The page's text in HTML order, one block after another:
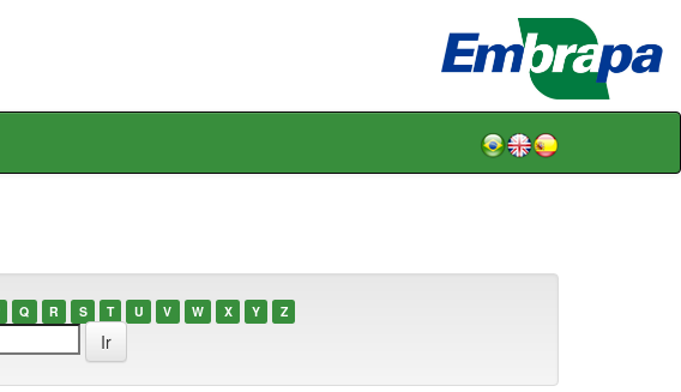
Q R S T U V W X Y Z